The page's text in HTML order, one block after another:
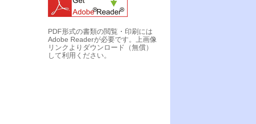
PDF形式の書類の閲覧・印刷には
Adobe Readerが必要です。上画像
リンクよりダウンロード（無償）
して利用ください。